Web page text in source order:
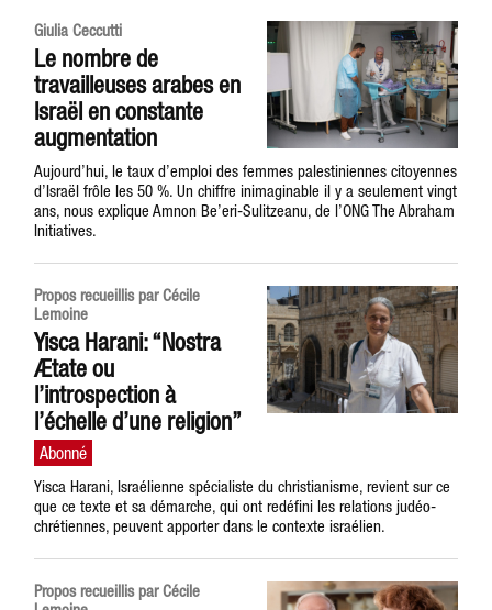
Giulia Ceccutti
Le nombre de
travailleuses arabes en
Israël en constante
augmentation
Aujourd’hui, le taux d’emploi des femmes palestiniennes citoyennes
d’Israël frôle les 50 %. Un chiffre inimaginable il y a seulement vingt
ans, nous explique Amnon Be’eri-Sulitzeanu, de l’ONG The Abraham
Initiatives.
Propos recueillis par Cécile
Lemoine
Yisca Harani: “Nostra
Ætate ou
l’introspection à
l’échelle d’une religion”
Yisca Harani, Israélienne spécialiste du christianisme, revient sur ce
que ce texte et sa démarche, qui ont redéfini les relations judéo-
chrétiennes, peuvent apporter dans le contexte israélien.
Propos recueillis par Cécile